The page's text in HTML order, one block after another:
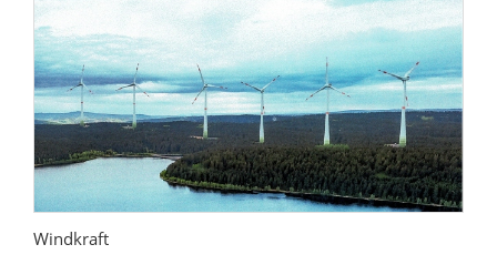
Windkraft